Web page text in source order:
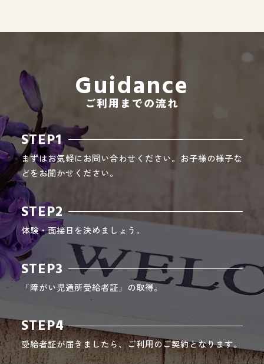
CEO BLOG
Guidance
ご利用までの流れ
STEP1
まずはお気軽にお問い合わせください。お子様の様子な
どをお聞かせください。
STEP2
体験・面接日を決めましょう。
STEP3
「障がい児通所受給者証」の取得。
STEP4
受給者証が届きましたら、ご利用のご契約となります。